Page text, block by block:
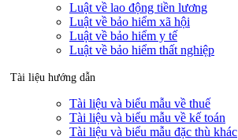
Luật về lao động tiền lương
Luật về bảo hiểm xã hội
Luật về bảo hiểm y tế
Luật về bảo hiểm thất nghiệp
Tài liệu hướng dẫn
Tài liệu và biểu mẫu về thuế
Tài liệu và biểu mẫu về kế toán
Tài liệu và biểu mẫu đặc thù khác